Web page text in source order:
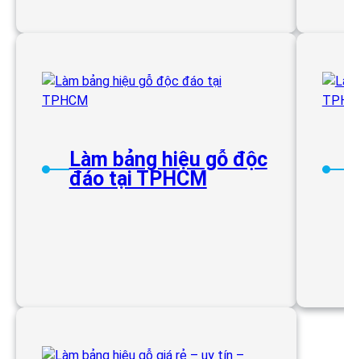
Làm bảng hiệu gỗ độc
đáo tại TPHCM